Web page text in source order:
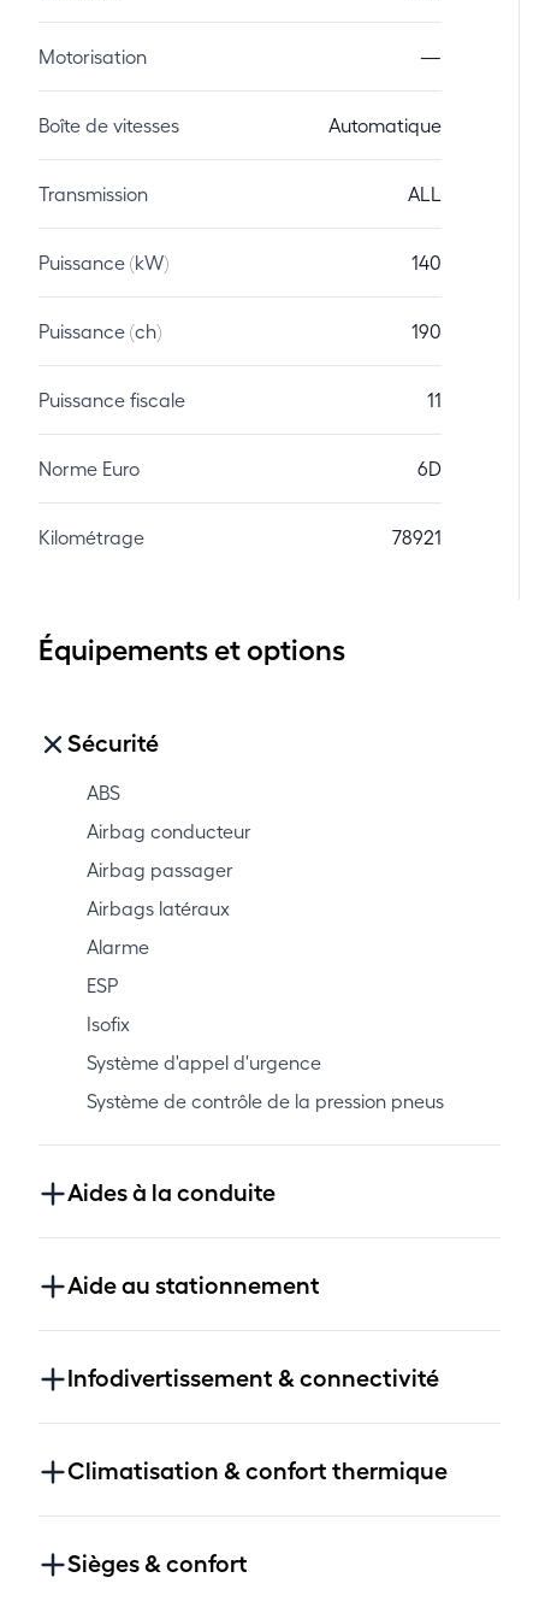
Motorisation —
Boîte de vitesses Automatique
Transmission ALL
Puissance (kW) 140
Puissance (ch) 190
Puissance fiscale 11
Norme Euro 6D
Kilométrage 78921
Équipements et options
Sécurité
ABS
Airbag conducteur
Airbag passager
Airbags latéraux
Alarme
ESP
Isofix
Système d'appel d'urgence
Système de contrôle de la pression pneus
Aides à la conduite
Aide au stationnement
Infodivertissement & connectivité
Climatisation & confort thermique
Sièges & confort